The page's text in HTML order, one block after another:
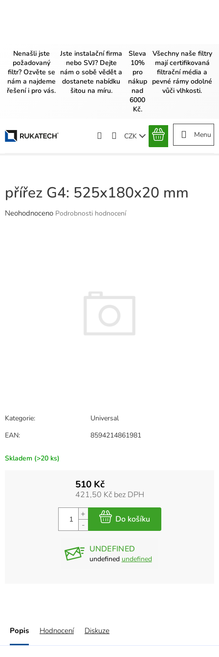
Nenašli jste
požadovaný
filtr? Ozvěte se
nám a najdeme
řešení i pro vás.
Jste instalační firma
nebo SVJ? Dejte
nám o sobě vědět a
dostanete nabídku
šitou na míru.
Sleva
10%
pro
nákup
nad
6000
Kč.
Všechny naše filtry
mají certifikovaná
filtrační média a
pevné rámy odolné
vůči vlhkosti.
CZK
NÁKUPNÍ
přířez G4: 525x180x20 mm
Průměrné
Neohodnoceno Podrobnosti hodnocení
Skladem (>20 ks)
Kategorie:
Universal
EAN: 8594214861981
510 Kč
421,50 Kč bez DPH
UNDEFINED
undefined undefined
Popis Hodnocení Diskuze